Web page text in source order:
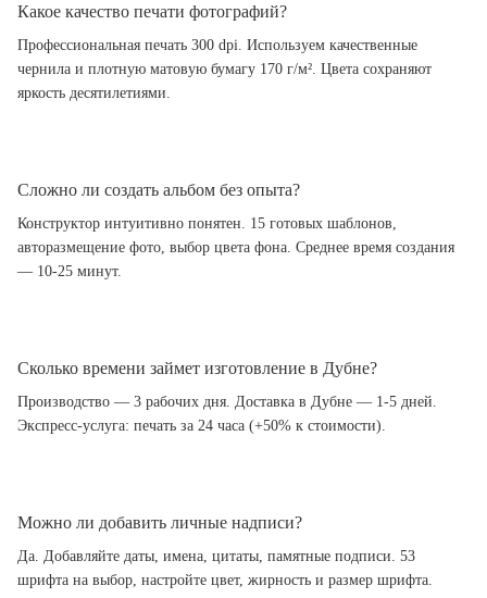
Какое качество печати фотографий?
Профессиональная печать 300 dpi. Используем качественные
чернила и плотную матовую бумагу 170 г/м². Цвета сохраняют
яркость десятилетиями.
Сложно ли создать альбом без опыта?
Конструктор интуитивно понятен. 15 готовых шаблонов,
авторазмещение фото, выбор цвета фона. Среднее время создания
— 10-25 минут.
Сколько времени займет изготовление в Дубне?
Производство — 3 рабочих дня. Доставка в Дубне — 1-5 дней.
Экспресс-услуга: печать за 24 часа (+50% к стоимости).
Можно ли добавить личные надписи?
Да. Добавляйте даты, имена, цитаты, памятные подписи. 53
шрифта на выбор, настройте цвет, жирность и размер шрифта.